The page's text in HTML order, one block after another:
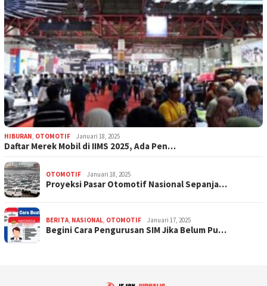
HIBURAN, OTOMOTIF Januari 18, 2025
Daftar Merek Mobil di IIMS 2025, Ada Pen…
OTOMOTIF Januari 18, 2025
Proyeksi Pasar Otomotif Nasional Sepanja…
BERITA, NASIONAL, OTOMOTIF Januari 17, 2025
Begini Cara Pengurusan SIM Jika Belum Pu…